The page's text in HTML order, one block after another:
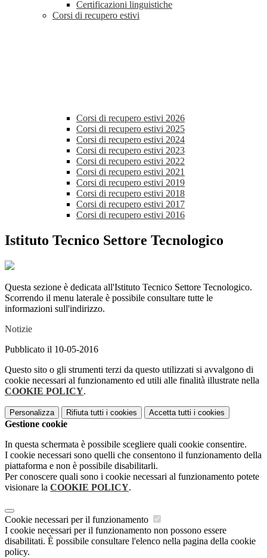
Certificazioni linguistiche
Corsi di recupero estivi
Corsi di recupero estivi 2026
Corsi di recupero estivi 2025
Corsi di recupero estivi 2024
Corsi di recupero estivi 2023
Corsi di recupero estivi 2022
Corsi di recupero estivi 2021
Corsi di recupero estivi 2019
Corsi di recupero estivi 2018
Corsi di recupero estivi 2017
Corsi di recupero estivi 2016
Istituto Tecnico Settore Tecnologico
Questa sezione è dedicata all'Istituto Tecnico Settore Tecnologico.
Scorrendo il menu laterale è possibile consultare tutte le
informazioni sull'indirizzo.
Notizie
Pubblicato il 10-05-2016
Questo sito o gli strumenti terzi da questo utilizzati si avvalgono di
cookie necessari al funzionamento ed utili alle finalità illustrate nella
COOKIE POLICY.
Personalizza Rifiuta tutti i cookies Accetta tutti i cookies
Gestione cookie
In questa schermata è possibile scegliere quali cookie consentire.
I cookie necessari sono quelli che consentono il funzionamento della
piattaforma e non è possibile disabilitarli.
Per conoscere quali sono i cookie necessari al funzionamento potete
visionare la COOKIE POLICY.
Cookie necessari per il funzionamento
I cookie necessari per il funzionamento non possono essere
disabilitati. È possibile consultare l'elenco nella pagina della cookie
policy.